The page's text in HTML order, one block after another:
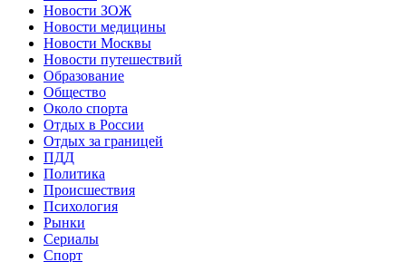
Новости ЗОЖ
Новости медицины
Новости Москвы
Новости путешествий
Образование
Общество
Около спорта
Отдых в России
Отдых за границей
ПДД
Политика
Происшествия
Психология
Рынки
Сериалы
Спорт